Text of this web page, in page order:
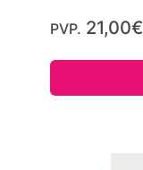
PVP. 21,00€